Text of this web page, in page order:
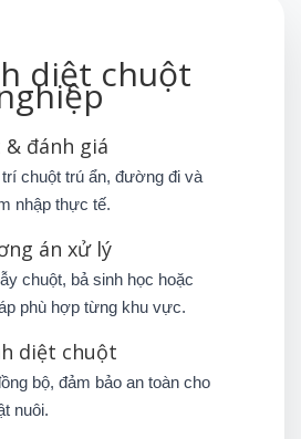
diệt chuột
& đánh giá
chuột trú ẩn, đường đi và
nhập thực tế.
án xử lý
chuột, bả sinh học hoặc
phù hợp từng khu vực.
diệt chuột
bộ, đảm bảo an toàn cho
nuôi.